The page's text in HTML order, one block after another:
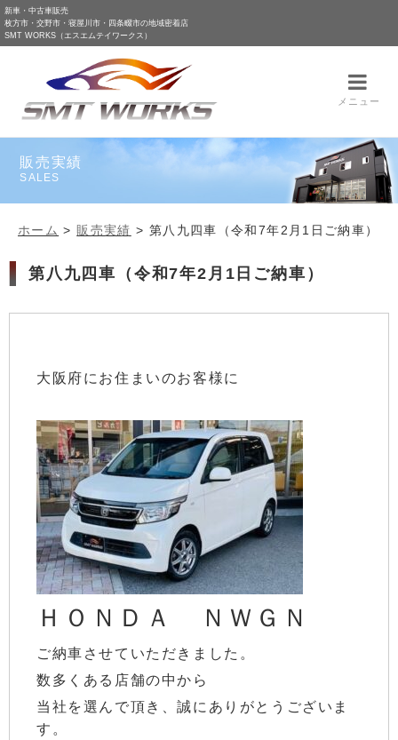
新車・中古車販売
枚方市・交野市・寝屋川市・四条畷市の地域密着店
SMT WORKS（エスエムテイワークス）
メニュー
販売実績
SALES
ホーム >販売実績 > 第八九四車（令和7年2月1日ご納車）
第八九四車（令和7年2月1日ご納車）
大阪府にお住まいのお客様に
ＨＯＮＤＡ ＮＷＧＮ
ご納車させていただきました。
数多くある店舗の中から
当社を選んで頂き、誠にありがとうございま
す。